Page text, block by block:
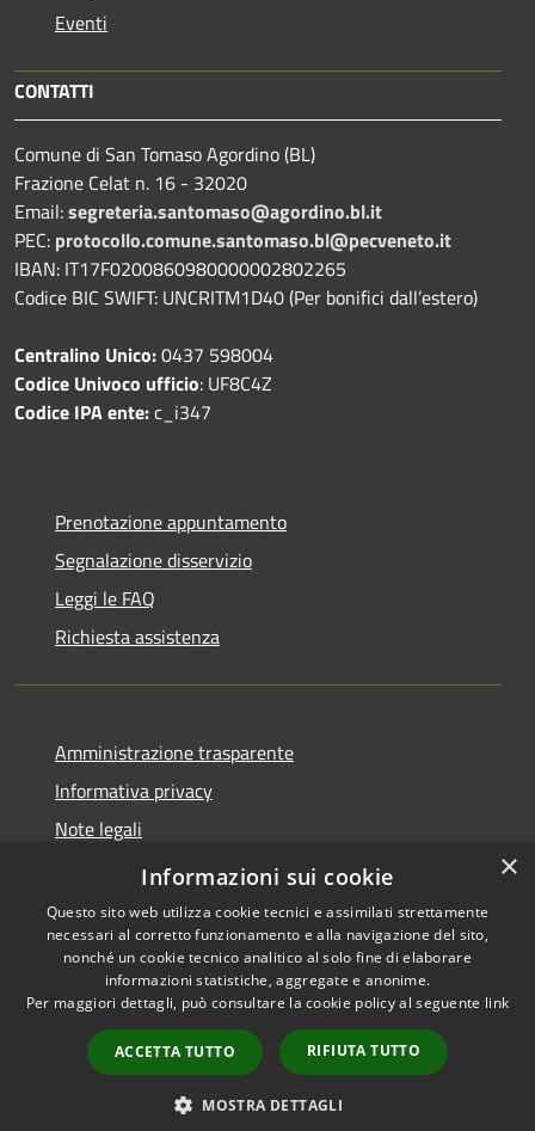
Eventi
CONTATTI
Comune di San Tomaso Agordino (BL)
Frazione Celat n. 16 - 32020
Email:segreteria.santomaso@agordino.bl.it
PEC: protocollo.comune.santomaso.bl@pecveneto.it
IBAN: IT17F0200860980000002802265
Codice BIC SWIFT: UNCRITM1D40 (Per bonifici dall’estero)
Centralino Unico:0437 598004
Codice Univoco ufficio: UF8C4Z
Codice IPA ente:c_i347
Prenotazione appuntamento
Segnalazione disservizio
Leggi le FAQ
Richiesta assistenza
Amministrazione trasparente
Informativa privacy
Note legali
Dichiarazione di accessibilità
Accessibilità
Copyright © 2026 • Comune di
San Tomaso Agordino •
Powered byMunicipium
Accesso redazione
×
Informazioni sui cookie
Questo sito web utilizza cookie tecnici e assimilati strettamente
necessari al corretto funzionamento e alla navigazione del sito,
nonché un cookie tecnico analitico al solo fine di elaborare
informazioni statistiche, aggregate e anonime.
Per maggiori dettagli, può consultare la cookie policy al seguente link
ACCETTA TUTTO RIFIUTA TUTTO
MOSTRA DETTAGLI